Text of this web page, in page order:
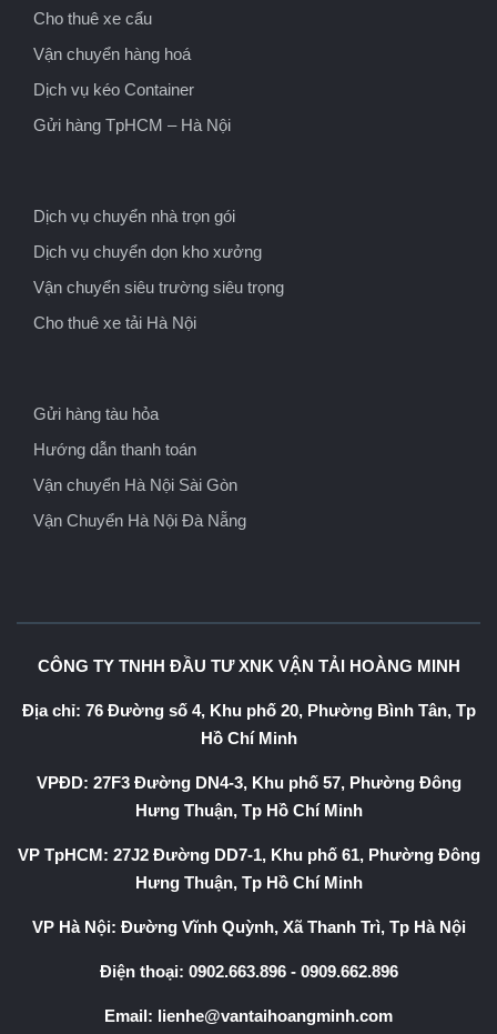
Cho thuê xe cẩu
Vận chuyển hàng hoá
Dịch vụ kéo Container
Gửi hàng TpHCM – Hà Nội
Dịch vụ chuyển nhà trọn gói
Dịch vụ chuyển dọn kho xưởng
Vận chuyển siêu trường siêu trọng
Cho thuê xe tải Hà Nội
Gửi hàng tàu hỏa
Hướng dẫn thanh toán
Vận chuyển Hà Nội Sài Gòn
Vận Chuyển Hà Nội Đà Nẵng
CÔNG TY TNHH ĐẦU TƯ XNK VẬN TẢI HOÀNG MINH
Địa chỉ: 76 Đường số 4, Khu phố 20, Phường Bình Tân, Tp
Hồ Chí Minh
VPĐD: 27F3 Đường DN4-3, Khu phố 57, Phường Đông
Hưng Thuận, Tp Hồ Chí Minh
VP TpHCM: 27J2 Đường DD7-1, Khu phố 61, Phường Đông
Hưng Thuận, Tp Hồ Chí Minh
VP Hà Nội: Đường Vĩnh Quỳnh, Xã Thanh Trì, Tp Hà Nội
Điện thoại: 0902.663.896- 0909.662.896
Email: lienhe@vantaihoangminh.com